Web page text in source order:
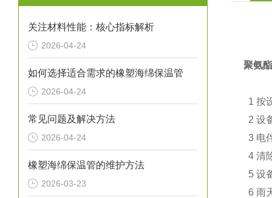
关注材料性能：核心指标解析
2026-04-24
如何选择适合需求的橡塑海绵保温管
2026-04-24
常见问题及解决方法
2026-04-24
橡塑海绵保温管的维护方法
2026-03-23
聚氨
1 按
2 设
3 电
4 清
5 设
6 雨